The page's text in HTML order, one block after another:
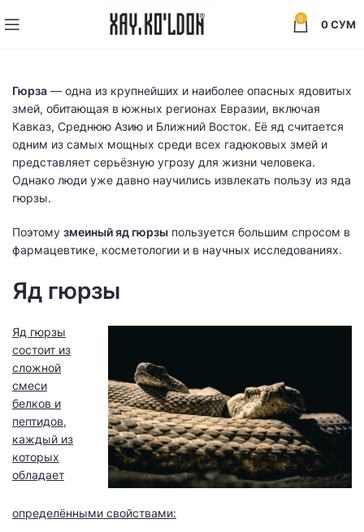
0 0СУМ
Гюрза — одна из крупнейших и наиболее опасных ядовитых
змей, обитающая в южных регионах Евразии, включая
Кавказ, Среднюю Азию и Ближний Восток. Её яд считается
одним из самых мощных среди всех гадюковых змей и
представляет серьёзную угрозу для жизни человека.
Однако люди уже давно научились извлекать пользу из яда
гюрзы.
Поэтому змеиный яд гюрзы пользуется большим спросом в
фармацевтике, косметологии и в научных исследованиях.
Яд гюрзы
Яд гюрзы
состоит из
сложной
смеси
белков и
пептидов,
каждый из
которых
обладает
определёнными свойствами: